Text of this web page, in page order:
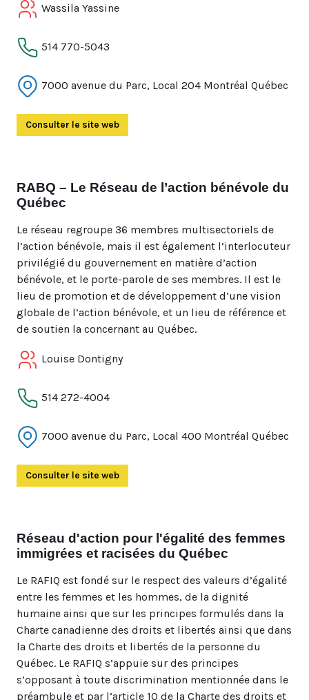
Wassila Yassine
514 770-5043
7000 avenue du Parc, Local 204 Montréal Québec
Consulter le site web
RABQ – Le Réseau de l’action bénévole du
Québec
Le réseau regroupe 36 membres multisectoriels de
l’action bénévole, mais il est également l’interlocuteur
privilégié du gouvernement en matière d’action
bénévole, et le porte-parole de ses membres. Il est le
lieu de promotion et de développement d’une vision
globale de l’action bénévole, et un lieu de référence et
de soutien la concernant au Québec.
Louise Dontigny
514 272-4004
7000 avenue du Parc, Local 400 Montréal Québec
Consulter le site web
Réseau d'action pour l'égalité des femmes
immigrées et racisées du Québec
Le RAFIQ est fondé sur le respect des valeurs d’égalité
entre les femmes et les hommes, de la dignité
humaine ainsi que sur les principes formulés dans la
Charte canadienne des droits et libertés ainsi que dans
la Charte des droits et libertés de la personne du
Québec. Le RAFIQ s’appuie sur des principes
s’opposant à toute discrimination mentionnée dans le
préambule et par l’article 10 de la Charte des droits et